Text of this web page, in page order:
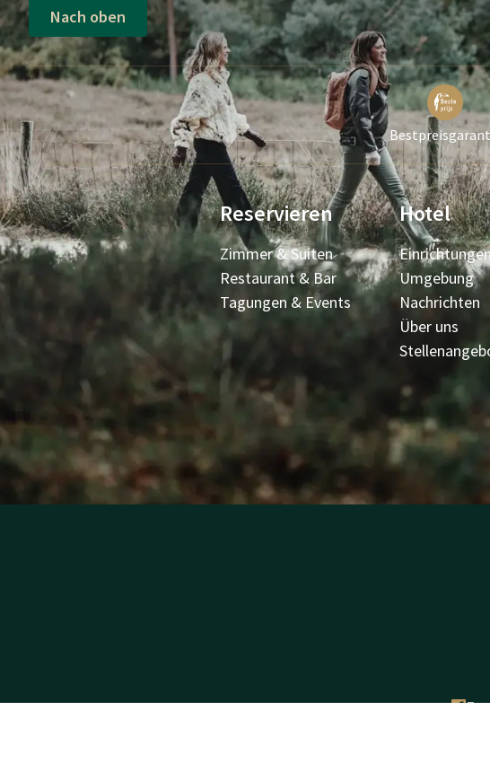
Nach oben
Reservieren
Zimmer & Suiten
Restaurant & Bar
Tagungen & Events
Hotel
Umgebung
Nachrichten
Über uns